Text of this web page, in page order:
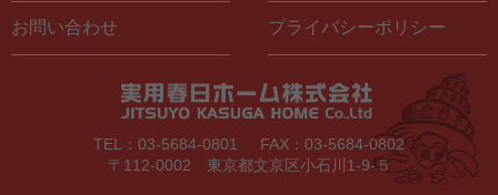
お問い合わせ プライバシーポリシー
TEL：03-5684-0801
FAX：03-5684-0802
〒112-0002 東京都文京区小石川1-9-５